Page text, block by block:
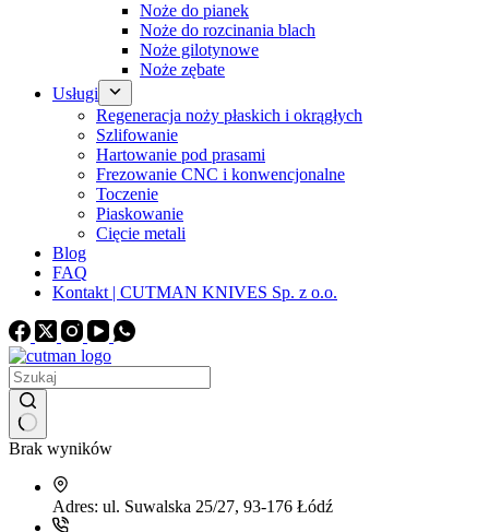
Noże do pianek
Noże do rozcinania blach
Noże gilotynowe
Noże zębate
Usługi
Regeneracja noży płaskich i okrągłych
Szlifowanie
Hartowanie pod prasami
Frezowanie CNC i konwencjonalne
Toczenie
Piaskowanie
Cięcie metali
Blog
FAQ
Kontakt | CUTMAN KNIVES Sp. z o.o.
Brak wyników
Adres: ul. Suwalska 25/27, 93-176 Łódź